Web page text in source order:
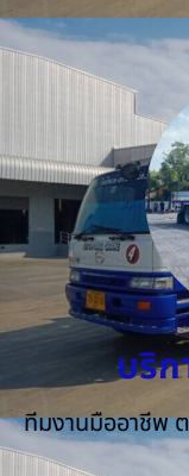
บริก
ทีมงานมืออาชีพ